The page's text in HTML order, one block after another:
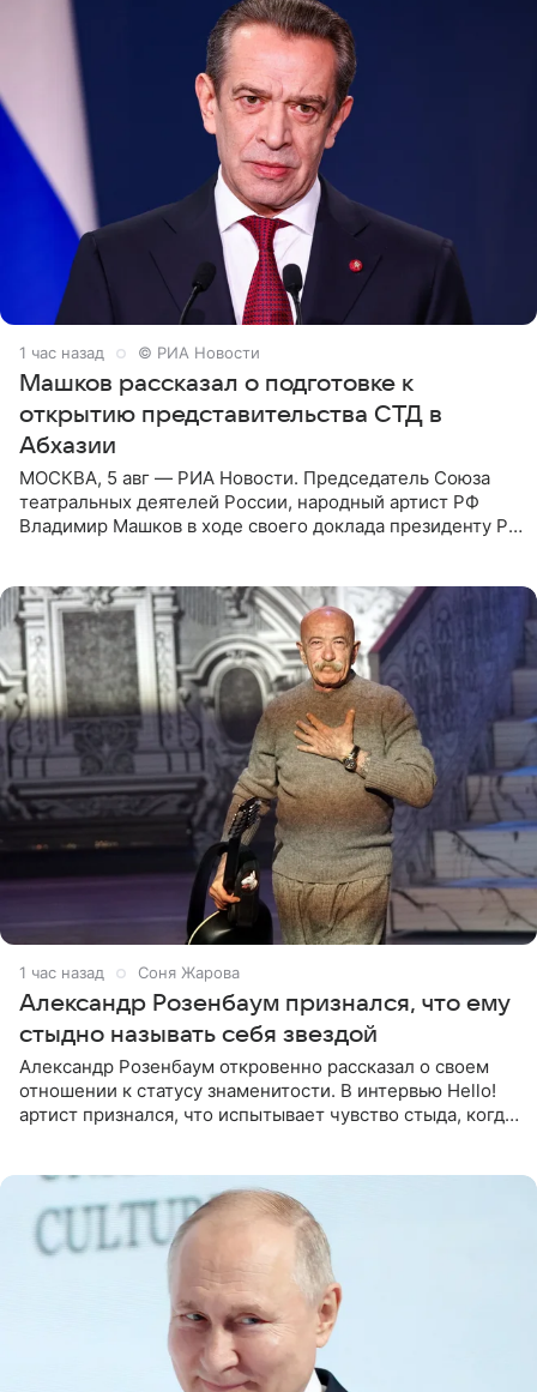
1 час назад © РИА Новости
Машков рассказал о подготовке к
открытию представительства СТД в
Абхазии
МОСКВА, 5 авг — РИА Новости. Председатель Союза
театральных деятелей России, народный артист РФ
Владимир Машков в ходе своего доклада президенту РФ
1 час назад Соня Жарова
Александр Розенбаум признался, что ему
стыдно называть себя звездой
Александр Розенбаум откровенно рассказал о своем
отношении к статусу знаменитости. В интервью Hello!
артист признался, что испытывает чувство стыда, когда